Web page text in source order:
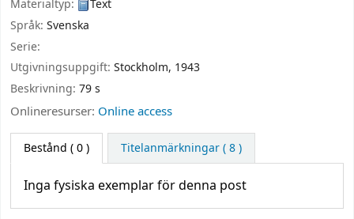
Materialtyp:
Text
Språk: Svenska
Serie:
Utgivningsuppgift: Stockholm, 1943
Beskrivning: 79 s
Onlineresurser: Online access
Bestånd ( 0 ) Titelanmärkningar ( 8 )
Inga fysiska exemplar för denna post